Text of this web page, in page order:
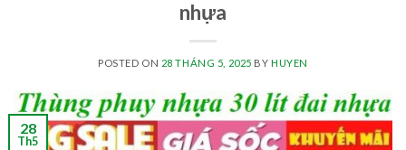
nhựa
POSTED ON 28 THÁNG 5, 2025 BY HUYEN
28
Th5